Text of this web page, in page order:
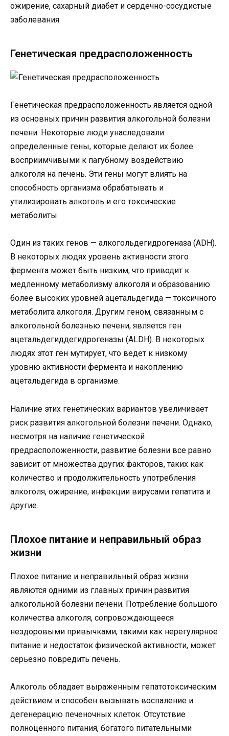
ожирение, сахарный диабет и сердечно-сосудистые
заболевания.
Генетическая предрасположенность
Генетическая предрасположенность является одной
из основных причин развития алкогольной болезни
печени. Некоторые люди унаследовали
определенные гены, которые делают их более
восприимчивыми к пагубному воздействию
алкоголя на печень. Эти гены могут влиять на
способность организма обрабатывать и
утилизировать алкоголь и его токсические
метаболиты.
Один из таких генов — алкогольдегидрогеназа (ADH).
В некоторых людях уровень активности этого
фермента может быть низким, что приводит к
медленному метаболизму алкоголя и образованию
более высоких уровней ацетальдегида — токсичного
метаболита алкоголя. Другим геном, связанным с
алкогольной болезнью печени, является ген
ацетальдегиддегидрогеназы (ALDH). В некоторых
людях этот ген мутирует, что ведет к низкому
уровню активности фермента и накоплению
ацетальдегида в организме.
Наличие этих генетических вариантов увеличивает
риск развития алкогольной болезни печени. Однако,
несмотря на наличие генетической
предрасположенности, развитие болезни все равно
зависит от множества других факторов, таких как
количество и продолжительность употребления
алкоголя, ожирение, инфекции вирусами гепатита и
другие.
Плохое питание и неправильный образ
жизни
Плохое питание и неправильный образ жизни
являются одними из главных причин развития
алкогольной болезни печени. Потребление большого
количества алкоголя, сопровождающееся
нездоровыми привычками, такими как нерегулярное
питание и недостаток физической активности, может
серьезно повредить печень.
Алкоголь обладает выраженным гепатотоксическим
действием и способен вызывать воспаление и
дегенерацию печеночных клеток. Отсутствие
полноценного питания, богатого питательными